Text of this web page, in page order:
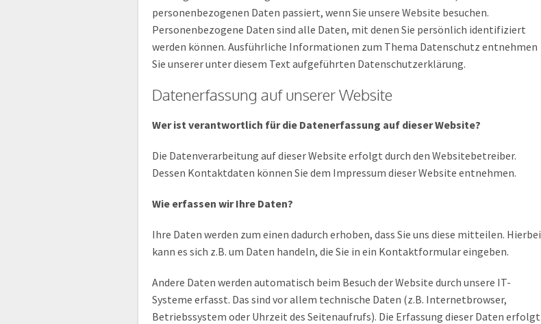
personenbezogenen Daten passiert, wenn Sie unsere Website besuchen.
Personenbezogene Daten sind alle Daten, mit denen Sie persönlich identifiziert
werden können. Ausführliche Informationen zum Thema Datenschutz entnehmen
Sie unserer unter diesem Text aufgeführten Datenschutzerklärung.
Datenerfassung auf unserer Website
Wer ist verantwortlich für die Datenerfassung auf dieser Website?
Die Datenverarbeitung auf dieser Website erfolgt durch den Websitebetreiber.
Dessen Kontaktdaten können Sie dem Impressum dieser Website entnehmen.
Wie erfassen wir Ihre Daten?
Ihre Daten werden zum einen dadurch erhoben, dass Sie uns diese mitteilen. Hierbei
kann es sich z.B. um Daten handeln, die Sie in ein Kontaktformular eingeben.
Andere Daten werden automatisch beim Besuch der Website durch unsere IT-
Systeme erfasst. Das sind vor allem technische Daten (z.B. Internetbrowser,
Betriebssystem oder Uhrzeit des Seitenaufrufs). Die Erfassung dieser Daten erfolgt